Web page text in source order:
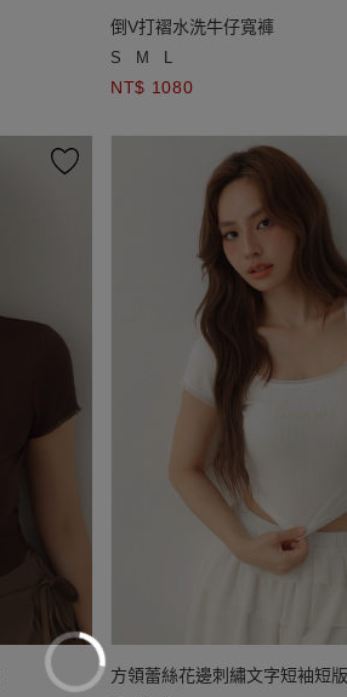
倒V打褶水洗牛仔寬褲
S M
NT$ 1080
方領蕾絲花邊刺繡文字短袖短